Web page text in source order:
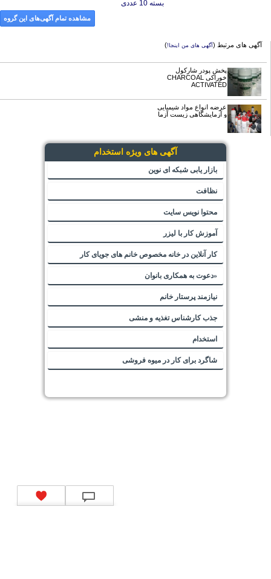
بسته 10 عددی
مشاهده تمام آگهی‌های این گروه
آگهی های مرتبط (آگهی های من اینجا!)
پخش پودر شارکول
خوراکی CHARCOAL
ACTIVATED
عرضه انواع مواد شیمیایی
و آزمایشگاهی زیست آزما
آگهی های ویژه استخدام
بازار یابی شبکه ای نوین
نظافت
محتوا نویس سایت
آموزش کار با لیزر
کار آنلاین در خانه مخصوص خانم های جویای کار
«دعوت به همکاری بانوان
نیازمند پرستار خانم
جذب کارشناس تغذیه و منشی
استخدام
شاگرد برای کار در میوه فروشی